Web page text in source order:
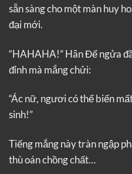
sẵn sàng cho một màn huy
đại mới.
“HAHAHA!” Hãn Đế ngửa
đỉnh mà mắng chửi:
“Ác nữ, ngươi có thể biến
sinh!”
Tiếng mắng này tràn ngập
thù oán chồng chất…